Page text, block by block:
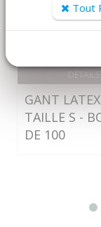
DÉTAILS
GANT LATEX
TAILLE S -
DE 100
Tout